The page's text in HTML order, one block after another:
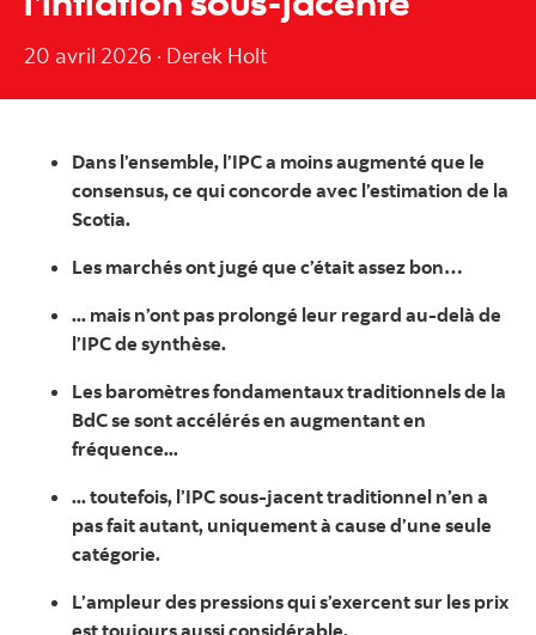
20 avril 2026 · Derek Holt
Dans l’ensemble, l’IPC a moins augmenté que le
consensus, ce qui concorde avec l’estimation de la
Scotia.
Les marchés ont jugé que c’était assez bon…
... mais n’ont pas prolongé leur regard au-delà de
l’IPC de synthèse.
Les baromètres fondamentaux traditionnels de la
BdC se sont accélérés en augmentant en
fréquence...
... toutefois, l’IPC sous-jacent traditionnel n’en a
pas fait autant, uniquement à cause d’une seule
catégorie.
L’ampleur des pressions qui s’exercent sur les prix
est toujours aussi considérable.